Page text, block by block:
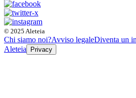
© 2025 Aleteia
Chi siamo noi?Avviso legaleDiventa un
Aleteia
Privacy